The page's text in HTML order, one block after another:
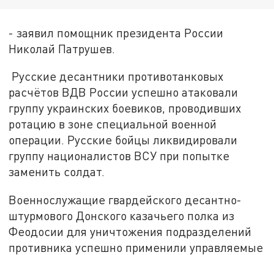
- заявил помощник президента России
Николай Патрушев.
Русские десантники противотанковых
расчётов ВДВ России успешно атаковали
группу украинских боевиков, проводивших
ротацию в зоне специальной военной
операции. Русские бойцы ликвидировали
группу националистов ВСУ при попытке
заменить солдат.
Военнослужащие гвардейского десантно-
штурмового Донского казачьего полка из
Феодосии для уничтожения подразделений
противника успешно применили управляемые